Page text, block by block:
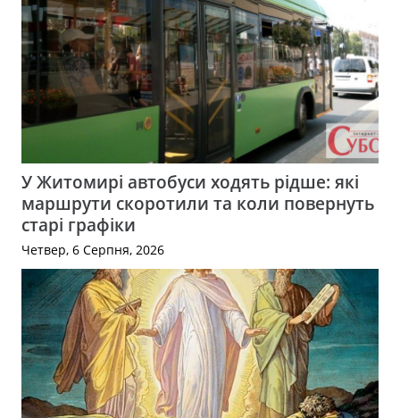
У Житомирі автобуси ходять рідше: які
маршрути скоротили та коли повернуть
старі графіки
Четвер, 6 Серпня, 2026